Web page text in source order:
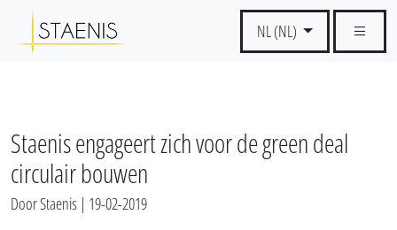
NL (NL)
Staenis engageert zich voor de green deal
circulair bouwen
Door Staenis | 19-02-2019